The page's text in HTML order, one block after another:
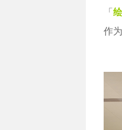
「
作